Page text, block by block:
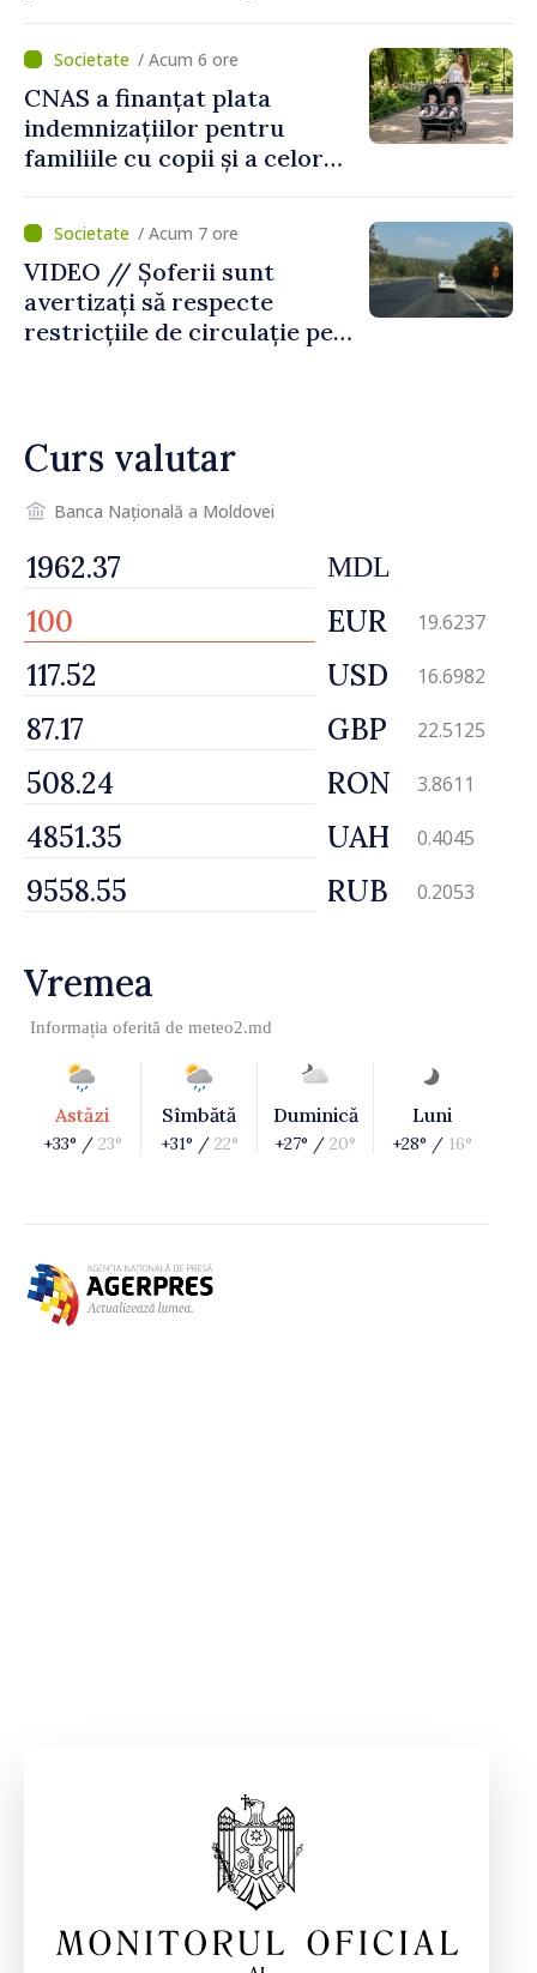
despre parcursul european
al Republicii Moldova.
/ Acum 6 ore
CNAS a finanțat plata
indemnizațiilor pentru
familiile cu copii și a celor
temporară de muncă
/ Acum 7 ore
VIDEO // Șoferii sunt
avertizați să respecte
restricțiile de circulație pe
Curs valutar
Banca Națională a Moldovei
MDL
EUR 19.6237
USD 16.6982
GBP 22.5125
RON 3.8611
UAH 0.4045
RUB 0.2053
Vremea
Informația oferită de meteo2.md
Astăzi
+33° / 23°
Sîmbătă
+31° / 22°
Duminică
+27° / 20°
Luni
+28° / 16°